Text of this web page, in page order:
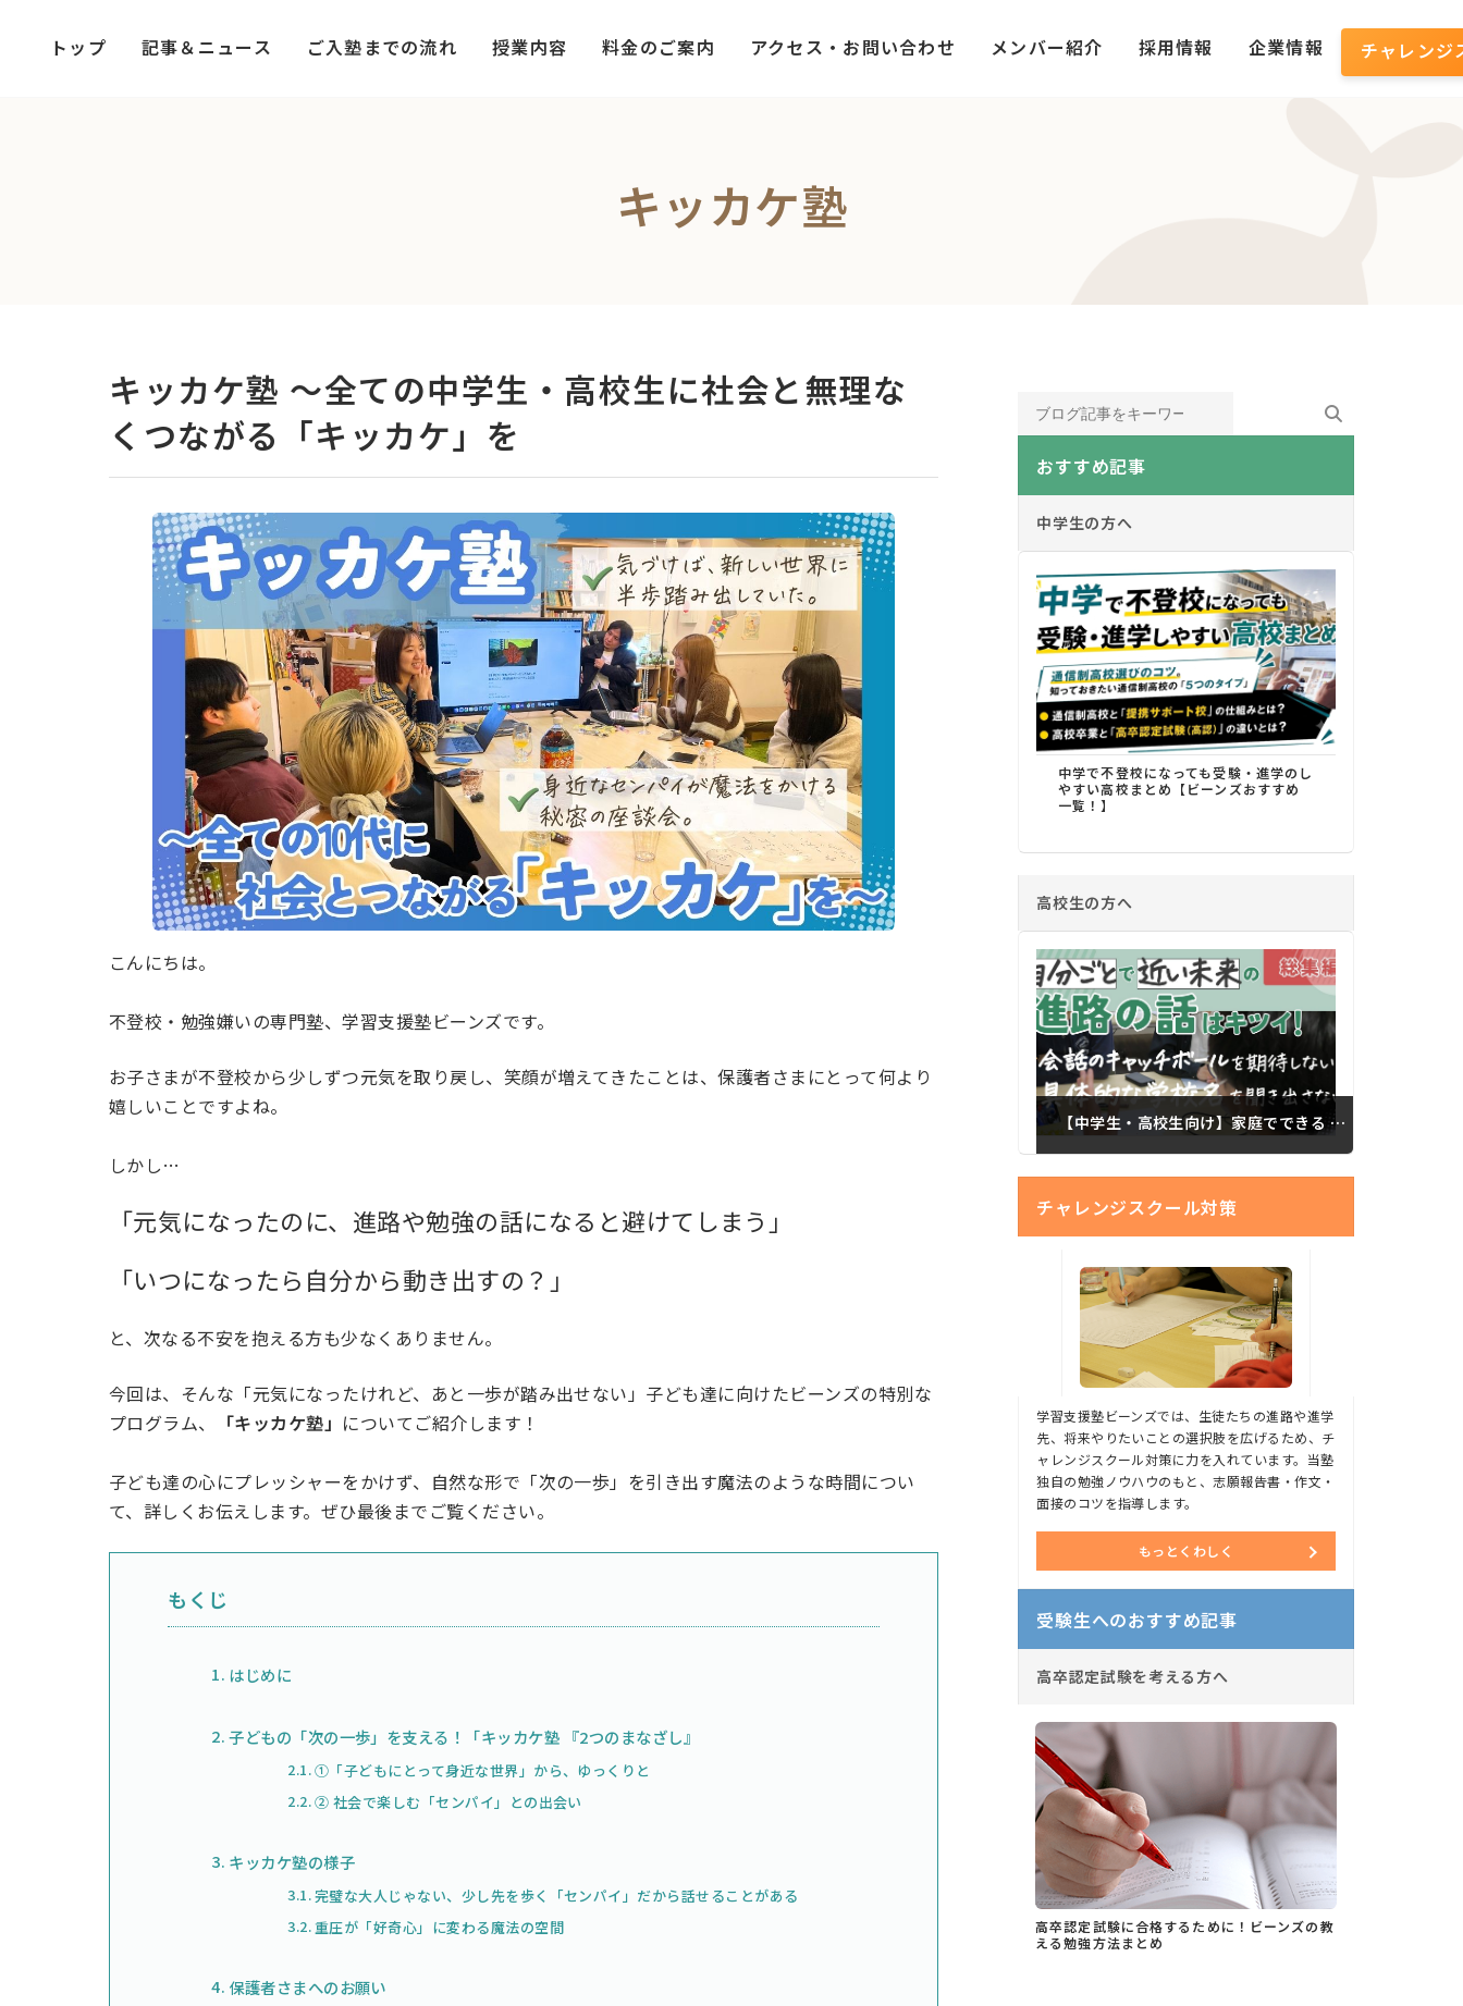
トップ 記事＆ニュース ご入塾までの流れ 授業内容 料金のご案内 アクセス・お問い合わせ メンバー紹介 採用情報 企業情報 チャレンジ
キッカケ塾
キッカケ塾 ～全ての中学生・高校生に社会と無理な
くつながる「キッカケ」を
こんにちは。
不登校・勉強嫌いの専門塾、学習支援塾ビーンズです。
お子さまが不登校から少しずつ元気を取り戻し、笑顔が増えてきたことは、保護者さまにとって何より
嬉しいことですよね。
しかし…
「元気になったのに、進路や勉強の話になると避けてしまう」
「いつになったら自分から動き出すの？」
と、次なる不安を抱える方も少なくありません。
今回は、そんな「元気になったけれど、あと一歩が踏み出せない」子ども達に向けたビーンズの特別な
プログラム、
「キッカケ塾 」 についてご紹介します！
子ども達の心にプレッシャーをかけず、自然な形で「次の一歩」を引き出す魔法のような時間につい
て、詳しくお伝えします。ぜひ最後までご覧ください。
もくじ
はじめに
子どもの「次の一歩」を支える！「キッカケ塾 『2つのまなざし』
①「子どもにとって身近な世界」から、ゆっくりと
② 社会で楽しむ「センパイ」との出会い
キッカケ塾の様子
完璧な大人じゃない、少し先を歩く「センパイ」だから話せることがある
重圧が「好奇心」に変わる魔法の空間
保護者さまへのお願い
おすすめ記事
中学生の方へ
中学で不登校になっても受験・進学のし
やすい高校まとめ【ビーンズおすすめ
一覧！】
高校生の方へ
【中学生・高校生向け】家庭でできる 思春期以降の子どもたちに進路を考えてもらうコツ 総集編
チャレンジスクール対策
学習支援塾ビーンズでは、生徒たちの進路や進学
先、将来やりたいことの選択肢を広げるため、チ
ャレンジスクール対策に力を入れています。当塾
独自の勉強ノウハウのもと、志願報告書・作文・
面接のコツを指導します。
もっとくわしく
受験生へのおすすめ記事
高卒認定試験を考える方へ
高卒認定試験に合格するために！ビーンズの教
える勉強方法まとめ